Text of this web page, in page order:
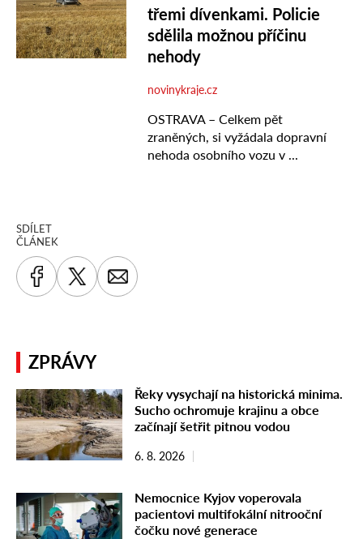
SDÍLET
ČLÁNEK
ZPRÁVY
Řeky vysychají na historická minima.
Sucho ochromuje krajinu a obce
začínají šetřit pitnou vodou
6. 8. 2026
Nemocnice Kyjov voperovala
pacientovi multifokální nitrooční
čočku nové generace